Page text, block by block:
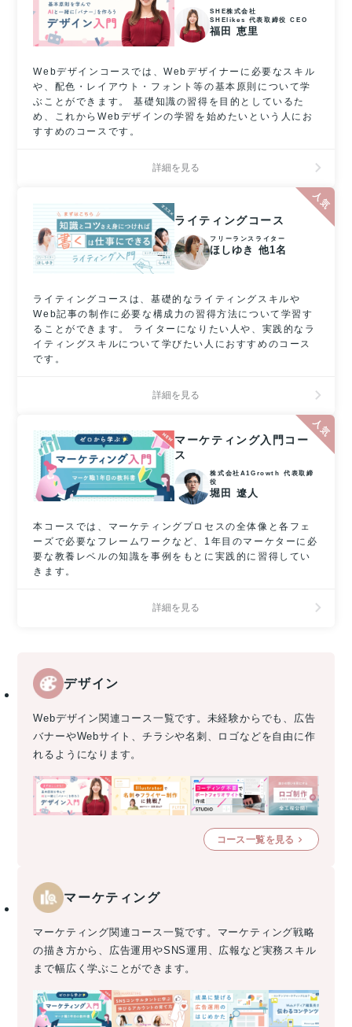
SHE株式会社
SHElikes 代表取締役 CEO
福田 恵里
Webデザインコースでは、Webデザイナーに必要なスキル
や、配色・レイアウト・フォント等の基本原則について学
ぶことができます。 基礎知識の習得を目的としているた
め、これからWebデザインの学習を始めたいという人にお
すすめのコースです。
詳細を見る
ライティングコース
フリーランスライター
ほしゆき 他1名
ライティングコースは、基礎的なライティングスキルや
Web記事の制作に必要な構成力の習得方法について学習す
ることができます。 ライターになりたい人や、実践的なラ
イティングスキルについて学びたい人におすすめのコース
です。
詳細を見る
マーケティング入門コー
ス
株式会社A1Growth 代表取締
役
堀田 遼人
本コースでは、マーケティングプロセスの全体像と各フェ
ーズで必要なフレームワークなど、1年目のマーケターに必
要な教養レベルの知識を事例をもとに実践的に習得してい
きます。
詳細を見る
デザイン
Webデザイン関連コース一覧です。未経験からでも、広告
バナーやWebサイト、チラシや名刺、ロゴなどを自由に作
れるようになります。
コース一覧を見る
マーケティング
マーケティング関連コース一覧です。マーケティング戦略
の描き方から、広告運用やSNS運用、広報など実務スキル
まで幅広く学ぶことができます。